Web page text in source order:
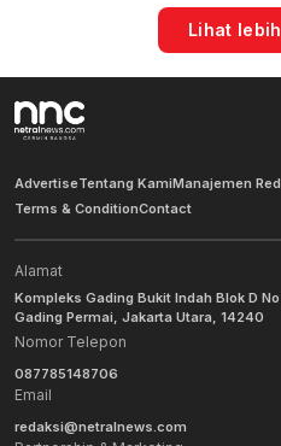
Lihat
AdvertiseTentang KamiManajemen
Terms & ConditionContact
Alamat
Kompleks Gading Bukit Indah Blok D
Gading Permai, Jakarta Utara, 14240
Nomor Telepon
087785148706
Email
redaksi@netralnews.com